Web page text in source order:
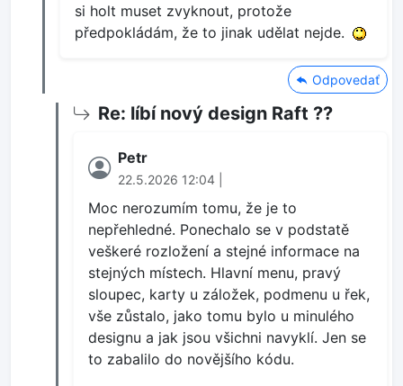
si holt muset zvyknout, protože
předpokládám, že to jinak udělat nejde.
Odpovedať
Re: líbí nový design Raft ??
Petr
22.5.2026 12:04 |
Moc nerozumím tomu, že je to
nepřehledné. Ponechalo se v podstatě
veškeré rozložení a stejné informace na
stejných místech. Hlavní menu, pravý
sloupec, karty u záložek, podmenu u řek,
vše zůstalo, jako tomu bylo u minulého
designu a jak jsou všichni navyklí. Jen se
to zabalilo do novějšího kódu.